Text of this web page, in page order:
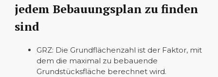
jedem Bebauungsplan zu finden
sind
GRZ: Die Grundflächenzahl ist der Faktor, mit
dem die maximal zu bebauende
Grundstücksfläche berechnet wird.